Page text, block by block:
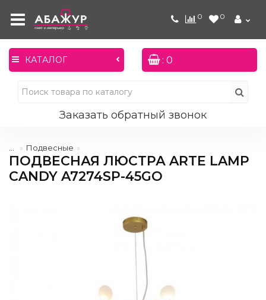
0 0
КАТАЛОГ : 0
Заказать обратный звонок
Подвесные
ПОДВЕСНАЯ ЛЮСТРА ARTE LAMP
CANDY A7274SP-45GO